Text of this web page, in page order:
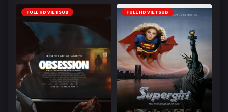
FULL HD VIETSUB FULL HD VIETSUB